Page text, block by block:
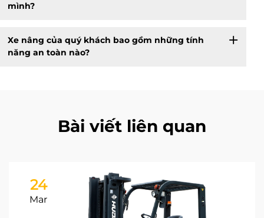
mình?
Xe nâng của quý khách bao gồm những tính
năng an toàn nào?
Bài viết liên quan
24
Mar